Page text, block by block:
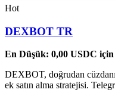
Hot
DEXBOT TR
En Düşük: 0,00 USDC için
DEXBOT, doğrudan
ek satın alma stratejisi.